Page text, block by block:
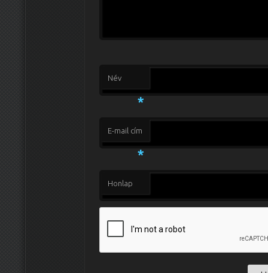
Név
*
E-mail cím
*
Honlap